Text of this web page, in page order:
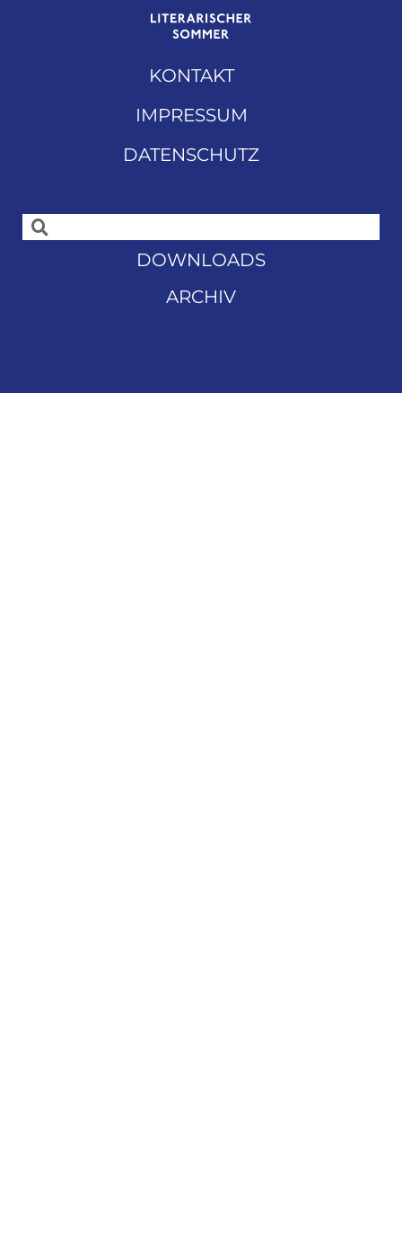
KONTAKT
IMPRESSUM
DATENSCHUTZ
DOWNLOADS
ARCHIV